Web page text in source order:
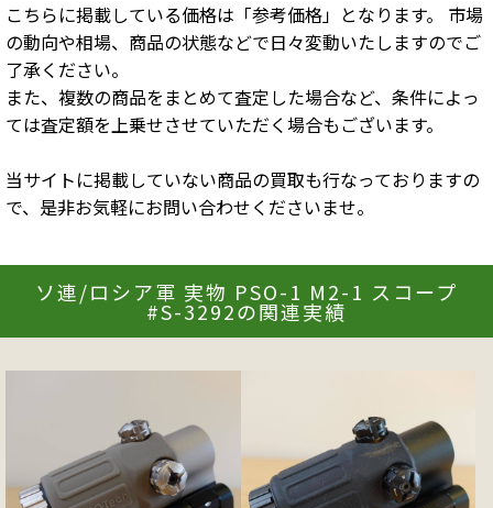
こちらに掲載している価格は「参考価格」となります。 市場
の動向や相場、商品の状態などで日々変動いたしますのでご
了承ください。
また、複数の商品をまとめて査定した場合など、条件によっ
ては査定額を上乗せさせていただく場合もございます。
当サイトに掲載していない商品の買取も行なっておりますの
で、是非お気軽にお問い合わせくださいませ。
ソ連/ロシア軍 実物 PSO-1 M2-1 スコープ
#S-3292の関連実績